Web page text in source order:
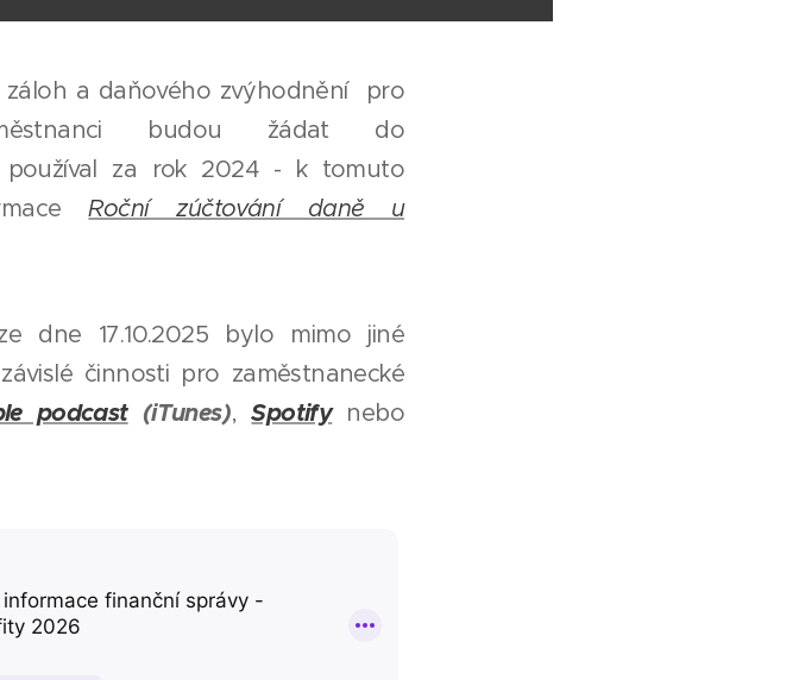
a daňového zvýhodnění pro
budou žádat do
používal za rok 2024 - k tomuto
Roční zúčtování daně u
dne 17.10.2025 bylo mimo jiné
činnosti pro zaměstnanecké
podcast(iTunes),Spotifynebo